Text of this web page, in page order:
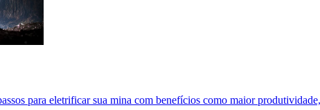
para eletrificar sua mina com benefícios como maior